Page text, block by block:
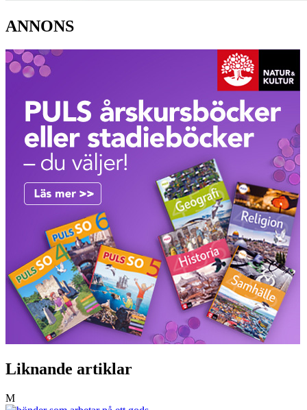
ANNONS
Liknande artiklar
M